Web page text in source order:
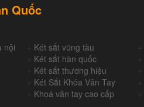
Quốc
nội Két sắt vũng tàu
Két sắt hàn quốc
Két sắt thương hiệu
Két Sắt Khóa Vân Tay
Khoá vân tay cao cấp